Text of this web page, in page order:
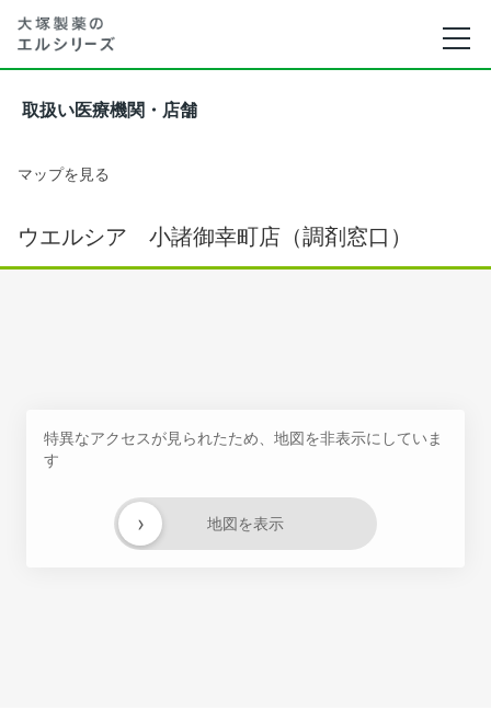
取扱い医療機関・店舗
マップを見る
ウエルシア 小諸御幸町店（調剤窓口）
特異なアクセスが見られたため、地図を非表示にしていま
す
地図を表示
›